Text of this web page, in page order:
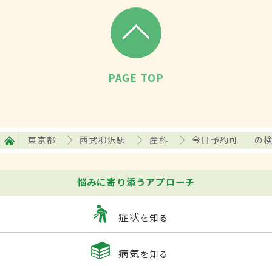
PAGE TOP
東京都 西武柳沢駅 産科 今日予約可 の
悩みに寄り添うアプローチ
症状を知る
病気を知る